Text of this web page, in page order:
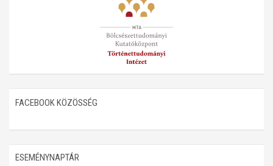
FACEBOOK KÖZÖSSÉG
ESEMÉNYNAPTÁR